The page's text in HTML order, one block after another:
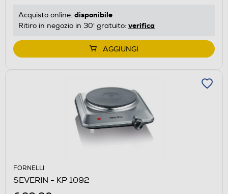
Acquisto online: disponibile
Ritiro in negozio in 30' gratuito: verifica
AGGIUNGI
FORNELLI
SEVERIN - KP 1092